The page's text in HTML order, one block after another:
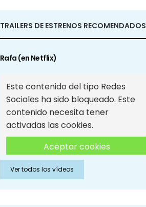
TRAILERS DE ESTRENOS RECOMENDADOS
Rafa (en Netflix)
Este contenido del tipo Redes
Sociales ha sido bloqueado. Este
contenido necesita tener
activadas las cookies.
Aceptar cookies
Aceptar cookies de Redes
Sociales
Ver todos los vídeos